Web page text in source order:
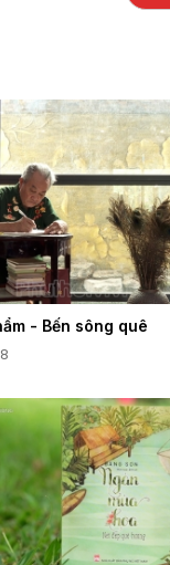
- Bến sông quê